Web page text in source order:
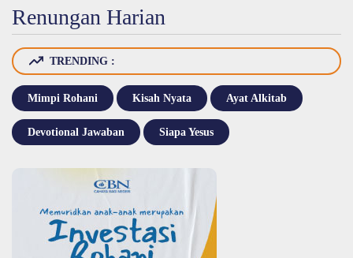
Renungan Harian
TRENDING :
Mimpi Rohani Kisah Nyata Ayat Alkitab
Devotional Jawaban Siapa Yesus